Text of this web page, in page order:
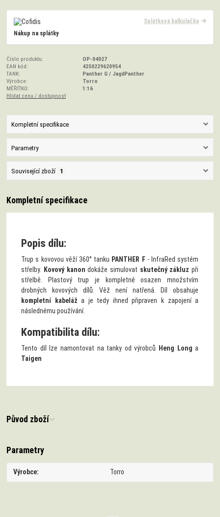
Splátková kalkulačka
Nákup na splátky
Číslo produktu:
OP-04027
EAN kód:
4250229620954
TANK:
Panther G / JagdPanther
Výrobce:
Torro
MĚŘÍTKO:
1:16
Hlídat cenu / dostupnost
Kompletní specifikace
Parametry
Související zboží 1
Kompletní specifikace
Popis dílu:
Trup s kovovou věží 360° tanku PANTHER F- InfraRed systém
střelby.
Kovový kanon dokáže simulovat skutečný zákluz při
střelbě. Plastový trup je kompletně osazen množstvím
drobných kovových dílů. Věž není natřená. Díl obsahuje
kompletní kabeláž a je tedy ihned připraven k zapojení a
následnému používání.
Kompatibilita dílu:
Tento díl lze namontovat na tanky od výrobců Heng Long a
Taigen
Původ zboží
Parametry
Výrobce Torro